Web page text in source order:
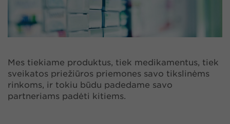
Mes tiekiame produktus, tiek medikamentus, tiek
sveikatos priežiūros priemones savo tikslinėms
rinkoms, ir tokiu būdu padedame savo
partneriams padėti kitiems.